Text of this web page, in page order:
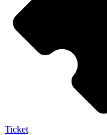
Ticket